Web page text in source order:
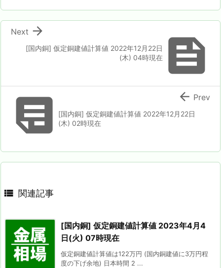

[国内銅] 仮定銅建値計算値 2022年12月22日
(木) 04時現在

Next
[国内銅] 仮定銅建値計算値 2022年12月22日
(木) 02時現在
 Prev
 関連記事
[国内銅] 仮定銅建値計算値 2023年4月4
日(火) 07時現在
仮定銅建値計算値は122万円 (国内銅建値に3万円程
度の下げ余地) 日本時間 2 ...